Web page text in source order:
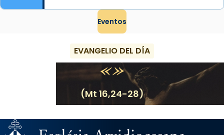
Eventos
EVANGELIO DEL DÍA
(Mt 16,24-28)